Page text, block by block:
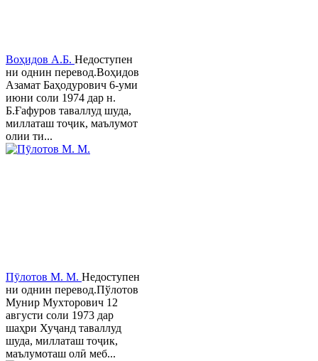
Воҳидов А.Б. Недоступен
ни однин перевод.Воҳидов
Азамат Баҳодурович 6-уми
июни соли 1974 дар н.
Б.Ғафуров таваллуд шуда,
миллаташ тоҷик, маълумот
олии ти...
Пӯлотов М. М. Недоступен
ни однин перевод.Пўлотов
Мунир Мухторович 12
августи соли 1973 дар
шаҳри Хуҷанд таваллуд
шуда, миллаташ тоҷик,
маълумоташ олӣ меб...